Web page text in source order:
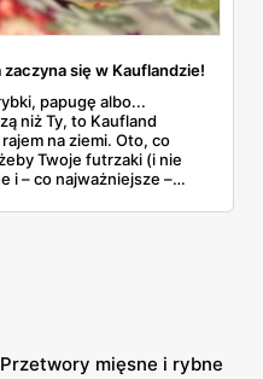
się w Kauflandzie!
papugę albo...
niż Ty, to Kaufland
na ziemi. Oto, co
Twoje futrzaki (i nie
i – co najważniejsze –
Przetwory mięsne i rybne